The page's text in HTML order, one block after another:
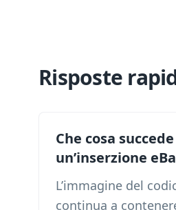
Risposte
Che cosa
un’inserzione
L’immagine del
continua a